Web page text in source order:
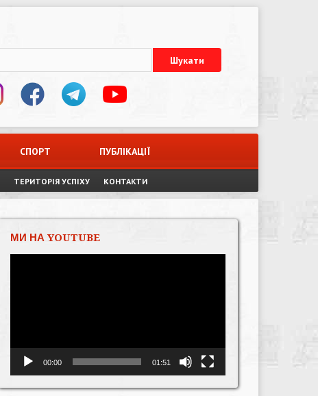
СПОРТ ПУБЛІКАЦІЇ
ТЕРИТОРІЯ УСПІХУ КОНТАКТИ
МИ НА YOUTUBE
00:00 01:51